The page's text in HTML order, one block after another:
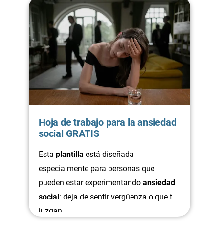
Hoja de trabajo para la ansiedad
social GRATIS
Esta plantilla está diseñada
especialmente para personas que
pueden estar experimentando ansiedad
social: deja de sentir vergüenza o que te
juzgan.